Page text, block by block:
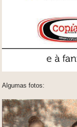
Algumas fotos: